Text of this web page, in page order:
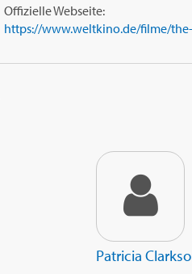
Offizielle Webseite:
https://www.weltkino.de/filme/
Patricia